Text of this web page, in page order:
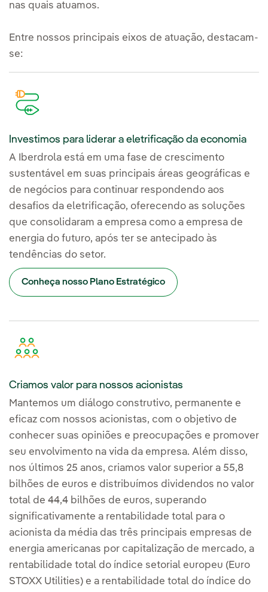
nas quais atuamos.
Entre nossos principais eixos de atuação, destacam-
se:
Investimos para liderar a eletrificação da economia
A Iberdrola está em uma fase de crescimento
sustentável em suas principais áreas geográficas e
de negócios para continuar respondendo aos
desafios da eletrificação, oferecendo as soluções
que consolidaram a empresa como a empresa de
energia do futuro, após ter se antecipado às
tendências do setor.
Conheça nosso Plano Estratégico
Criamos valor para nossos acionistas
Mantemos um diálogo construtivo, permanente e
eficaz com nossos acionistas, com o objetivo de
conhecer suas opiniões e preocupações e promover
seu envolvimento na vida da empresa. Além disso,
nos últimos 25 anos, criamos valor superior a 55,8
bilhões de euros e distribuímos dividendos no valor
total de 44,4 bilhões de euros, superando
significativamente a rentabilidade total para o
acionista da média das três principais empresas de
energia americanas por capitalização de mercado, a
rentabilidade total do índice setorial europeu (Euro
STOXX Utilities) e a rentabilidade total do índice do